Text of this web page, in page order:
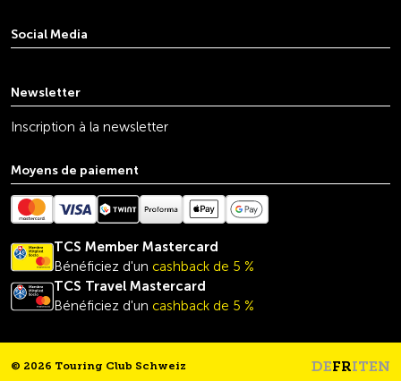
Social Media
Newsletter
Inscription à la newsletter
Moyens de paiement
TCS Member Mastercard
Bénéficiez d'un cashback de 5 %
TCS Travel Mastercard
Bénéficiez d'un cashback de 5 %
© 2026 Touring Club Schweiz DEFRITEN